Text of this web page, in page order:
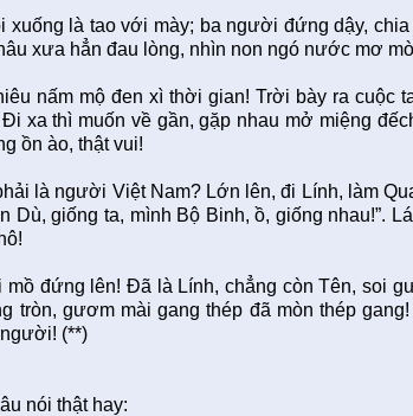
là tao với mày; ba người đứng dậy, chia
xưa hẳn đau lòng, nhìn non ngó nước mơ
nấm mộ đen xì thời gian! Trời bày ra cuộc
xa thì muốn về gần, gặp nhau mở miệng
ồn ào, thật vui!
là người Việt Nam? Lớn lên, đi Lính, làm
Dù, giống ta, mình Bộ Binh, ồ, giống nhau!”.
mồ đứng lên! Ðã là Lính, chẳng còn Tên, soi
tròn, gươm mài gang thép đã mòn thép
(**)
nói thật hay: